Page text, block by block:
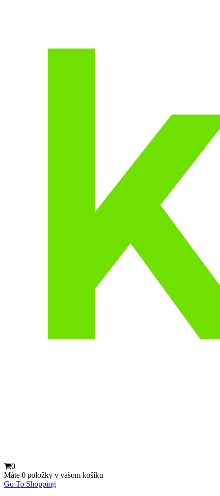
0
Máte 0 položky v vašom košíku
Go To Shopping